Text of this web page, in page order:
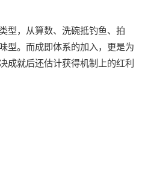
型，从算数、洗碗抵钓鱼、拍
型。而​​成即体系的加入​​，更是为
成就后还估计获得机制上的红利